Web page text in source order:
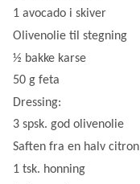
1 avocado i skiver
Olivenolie til stegning
½ bakke karse
50 g feta
Dressing:
3 spsk. god olivenolie
Saften fra en halv citron
1 tsk. honning